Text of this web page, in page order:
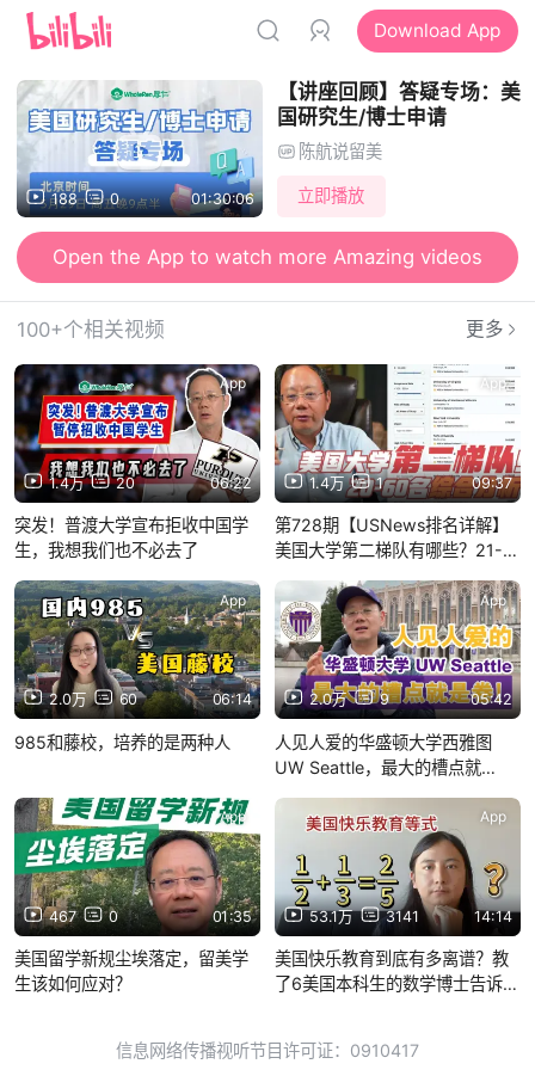
Download App
188 0 01:30:06
【讲座回顾】答疑专场：美
国研究生/博士申请
陈航说留美
立即播放
Open the App to watch more Amazing videos
100+个相关视频 更多
1.4万 20 06:22
App
突发！普渡大学宣布拒收中国学
生，我想我们也不必去了
1.4万 1 09:37
App
第728期【USNews排名详解】
美国大学第二梯队有哪些？21-
2.0万 60 06:14
App
985和藤校，培养的是两种人
2.0万 9 05:42
App
人见人爱的华盛顿大学西雅图
UW Seattle，最大的槽点就
467 0 01:35
App
美国留学新规尘埃落定，留美学
生该如何应对？
53.1万 3141 14:14
App
美国快乐教育到底有多离谱？教
了6美国本科生的数学博士告诉
信息网络传播视听节目许可证：0910417